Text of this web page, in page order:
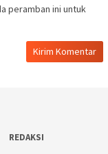
peramban ini untuk
REDAKSI